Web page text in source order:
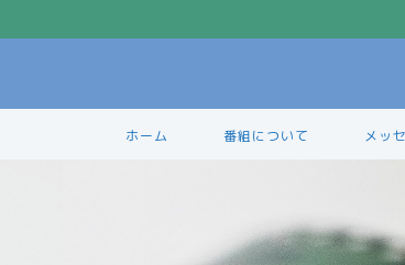
ホーム 番組について メッ